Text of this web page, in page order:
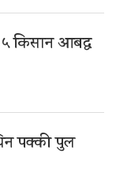
किसान आबद्ध
पक्की पुल